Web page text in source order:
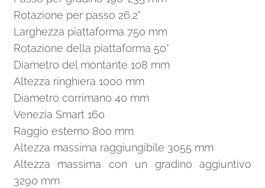
Rotazione per passo 26,2°
Larghezza piattaforma 750 mm
Rotazione della piattaforma 50°
Diametro del montante 108 mm
Altezza ringhiera 1000 mm
Diametro corrimano 40 mm
Venezia Smart 160
Raggio esterno 800 mm
Altezza massima raggiungibile 3055 mm
Altezza massima con un gradino aggiuntivo
3290 mm